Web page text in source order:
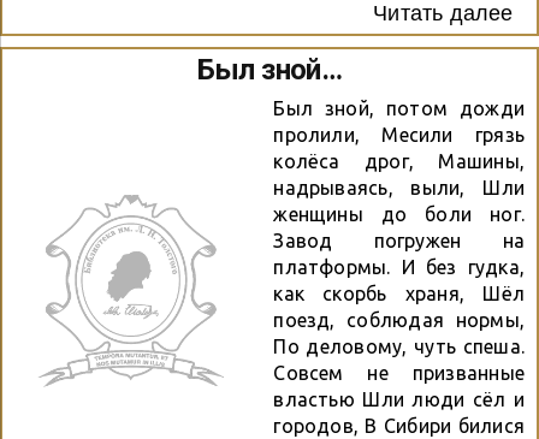
костром далёкого огня.
Ну и что ж, что я тебя не
трогою – Ты не бойся –
потревожь меня Днями
бедствий и порою
слёзною, Нищетою
потерявших кров,
Карточками хлебными И
грозною Строчкой сводки
Совинформбюро. Пусть в
мысли каждодневно
просится, Бьётся гневным
словом и строкой Всё,
что очень трудно
переносится И не
забывается легко.
Читать далее
Был зной…
Был зной, потом дожди
пролили, Месили грязь
колёса дрог, Машины,
надрываясь, выли, Шли
женщины до боли ног.
Завод погружен на
платформы. И без гудка,
как скорбь храня, Шёл
поезд, соблюдая нормы,
По деловому, чуть спеша.
Совсем не призванные
властью Шли люди сёл и
городов, В Сибири билися